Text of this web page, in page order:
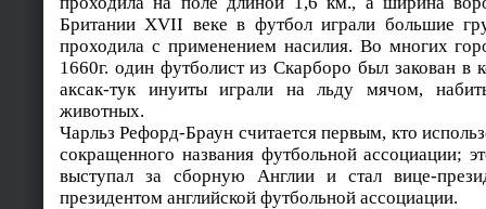
Британии XVII веке в футбол играли большие
проходила с применением насилия. Во многих
1660г. один футболист из Скарборо был закован в
аксак-тук инуиты играли на льду мячом,
животных.
Чарльз Рефорд-Браун считается первым, кто
сокращенного названия футбольной ассоциации;
выступал за сборную Англии и стал вице-
президентом английской футбольной ассоциации.